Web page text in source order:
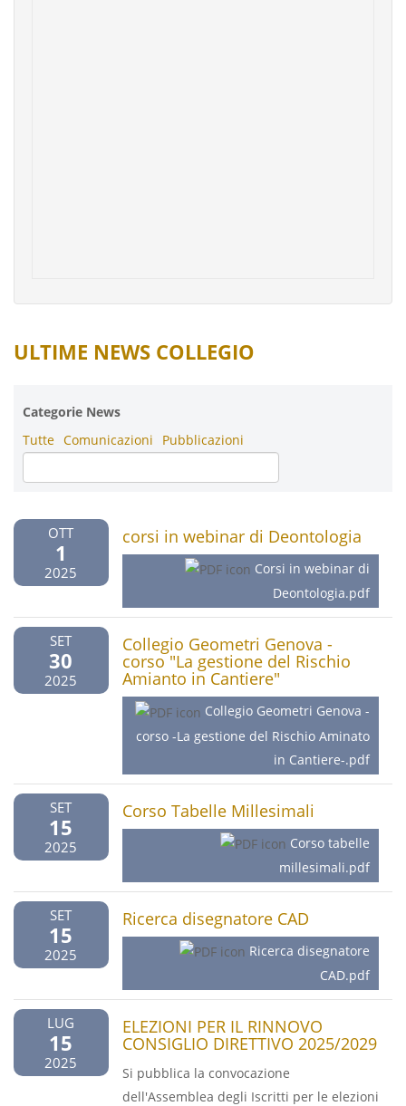
ULTIME NEWS COLLEGIO
Categorie News
Tutte Comunicazioni Pubblicazioni
OTT
1
2025
corsi in webinar di Deontologia
Corsi in webinar di
Deontologia.pdf
SET
30
2025
Collegio Geometri Genova -
corso "La gestione del Rischio
Amianto in Cantiere"
Collegio Geometri Genova -
corso -La gestione del Rischio Aminato
in Cantiere-.pdf
SET
15
2025
Corso Tabelle Millesimali
Corso tabelle
millesimali.pdf
SET
15
2025
Ricerca disegnatore CAD
Ricerca disegnatore
CAD.pdf
LUG
15
2025
ELEZIONI PER IL RINNOVO
CONSIGLIO DIRETTIVO 2025/2029
Si pubblica la convocazione
dell'Assemblea degli Iscritti per le elezioni